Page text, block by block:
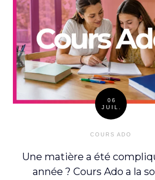
06
JUIL.
COURS ADO
Une matière a été
année ? Cours Ado a la